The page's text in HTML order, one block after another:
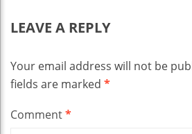
LEAVE A REPLY
Your email address will not be
fields are marked *
Comment*